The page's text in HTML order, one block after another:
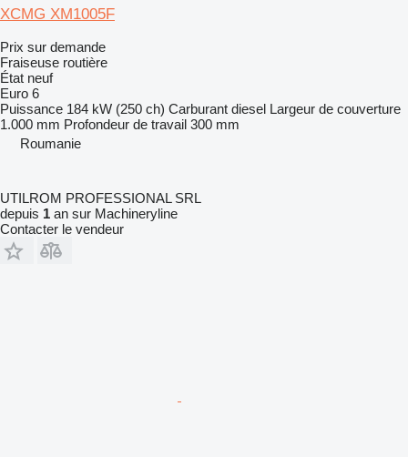
XCMG XM1005F
Prix sur demande
Fraiseuse routière
État neuf
Euro 6
Puissance 184 kW (250 ch) Carburant diesel Largeur de couverture
1.000 mm Profondeur de travail 300 mm
Roumanie
UTILROM PROFESSIONAL SRL
depuis 1 an sur Machineryline
Contacter le vendeur